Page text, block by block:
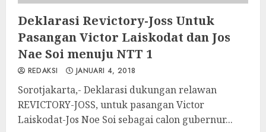
Deklarasi Revictory-Joss Untuk
Pasangan Victor Laiskodat dan Jos
Nae Soi menuju NTT 1
REDAKSI JANUARI 4, 2018
Sorotjakarta,- Deklarasi dukungan relawan
REVICTORY-JOSS, untuk pasangan Victor
Laiskodat-Jos Noe Soi sebagai calon gubernur...